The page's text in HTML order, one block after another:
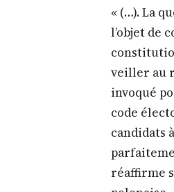
« (…). La
l’objet de
veiller au
invoqué
code
candidats
réaffirme